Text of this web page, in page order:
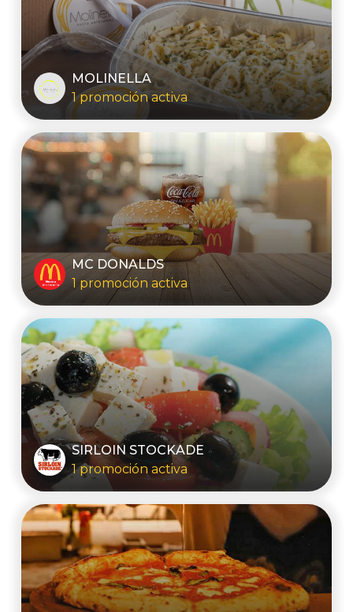
MOLINELLA
1 promoción activa
MC DONALDS
1 promoción activa
SIRLOIN STOCKADE
1 promoción activa